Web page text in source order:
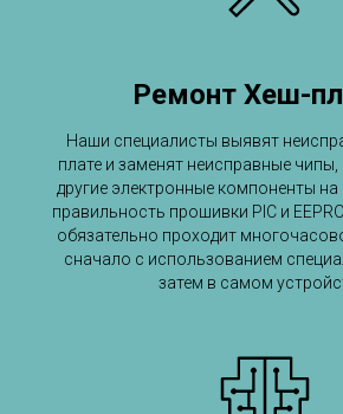
Ремонт Хеш-
Наши специалисты выявят
плате и заменят неисправные
другие электронные компоненты
правильность прошивки PIC и
обязательно проходит
сначало с использованием
затем в самом